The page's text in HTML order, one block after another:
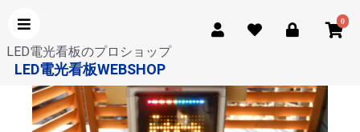
0
LED電光看板のプロショップ
LED電光看板WEBSHOP